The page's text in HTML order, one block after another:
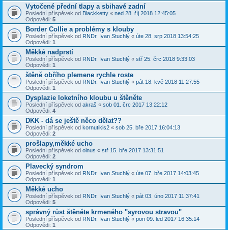
Vytočené přední tlapy a sbihavé zadní
Poslední příspěvek od Blackketty « ned 28. říj 2018 12:45:05
Odpovědi: 5
Border Collie a problémy s klouby
Poslední příspěvek od RNDr. Ivan Stuchlý « úte 28. srp 2018 13:54:25
Odpovědi: 1
Měkké nadprstí
Poslední příspěvek od RNDr. Ivan Stuchlý « stř 25. črc 2018 9:33:03
Odpovědi: 1
štěně obřího plemene rychle roste
Poslední příspěvek od RNDr. Ivan Stuchlý « pát 18. kvě 2018 11:27:55
Odpovědi: 1
Dysplazie loketního kloubu u štěněte
Poslední příspěvek od akraš « sob 01. črc 2017 13:22:12
Odpovědi: 4
DKK - dá se ještě něco dělat??
Poslední příspěvek od kornutikis2 « sob 25. bře 2017 16:04:13
Odpovědi: 2
prošlapy,měkké ucho
Poslední příspěvek od olnus « stř 15. bře 2017 13:31:51
Odpovědi: 2
Plavecký syndrom
Poslední příspěvek od RNDr. Ivan Stuchlý « úte 07. bře 2017 14:03:45
Odpovědi: 1
Měkké ucho
Poslední příspěvek od RNDr. Ivan Stuchlý « pát 03. úno 2017 11:37:41
Odpovědi: 5
správný růst štěněte krmeného "syrovou stravou"
Poslední příspěvek od RNDr. Ivan Stuchlý « pon 09. led 2017 16:35:14
Odpovědi: 1